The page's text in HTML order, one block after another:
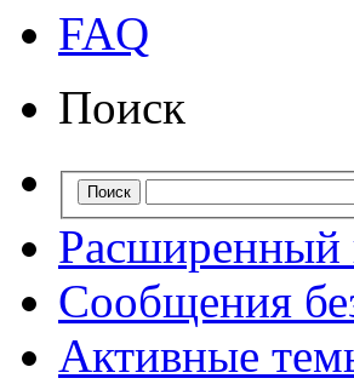
FAQ
Поиск
Расширенный
Сообщения
Активные